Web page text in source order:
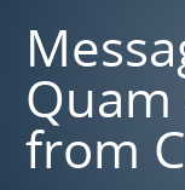
Quam
from